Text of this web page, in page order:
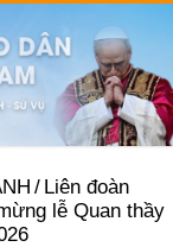
/ Liên đoàn
lễ Quan thầy